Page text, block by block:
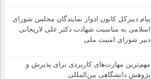
پیام دبیرکل کانون ادوار نمایندگان مجلس شورای
اسلامی به مناسبت شهادت دکتر علی لاریجانی
دبیر شورای امنیت ملی
مهم‌ترین مهارت‌های کاربردی برای پذیرش و
پژوهش دانشگاهی بین‌المللی